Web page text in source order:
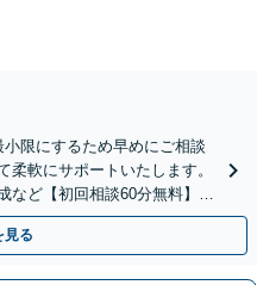
小限にするため早めにご相談
軟にサポートいたします。
ど【初回相談60分無料】
見る